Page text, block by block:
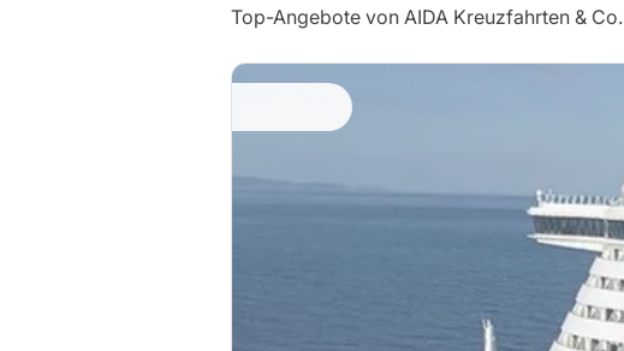
Top-Angebote von AIDA Kreuzfahrten & Co.